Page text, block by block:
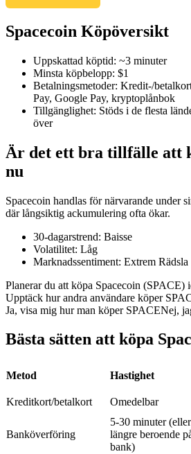
COIN-M Futures
Futures för kryptovaluta
TradFi
USDC Futures
Futures med USDC som säkerhet
Spacecoin Köpöversikt
Uppskattad köptid: ~3 minuter
Minsta köpbelopp: $1
Betalningsmetoder: Kredit-/
Pay, Google Pay, kryptoplånbok
Tillgänglighet: Stöds i de flesta
över
Är det ett bra tillfälle att
nu
Spacecoin handlas för närvarande under
där långsiktig ackumulering ofta ökar.
30-dagarstrend: Baisse
Volatilitet: Låg
Marknadssentiment: Extrem Rädsla
Planerar du att köpa Spacecoin (SPACE)
Upptäck hur andra användare köper
Ja, visa mig hur man köper SPACENej,
Bästa sätten att köpa
Metod Hastighet
Kreditkort/betalkort Omedelbar
Banköverföring
5-30 minuter (eller
längre beroende
bank)